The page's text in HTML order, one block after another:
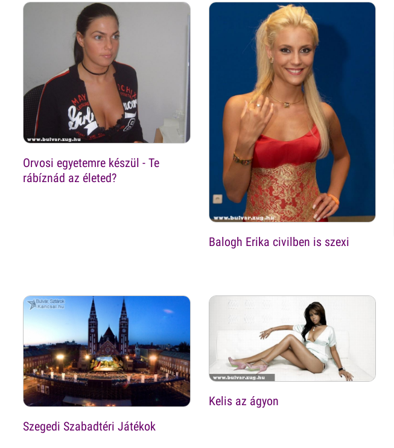
Orvosi egyetemre készül - Te
rábíznád az életed?
Balogh Erika civilben is szexi
Szegedi Szabadtéri Játékok
Kelis az ágyon